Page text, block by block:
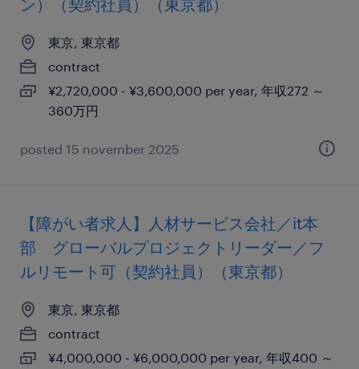
ン）（契約社員）（東京都）
東京, 東京都
contract
¥2,720,000 - ¥3,600,000 per year, 年収272 ～
360万円
posted 15 november 2025
【障がい者求人】人材サービス会社／it本
部 グローバルプロジェクトリーダー／フ
ルリモート可（契約社員）（東京都）
東京, 東京都
contract
¥4,000,000 - ¥6,000,000 per year, 年収400 ～